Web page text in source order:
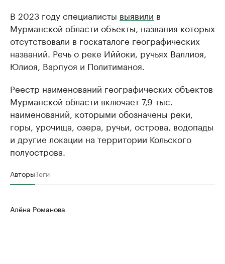
В 2023 году специалисты выявили в
Мурманской области объекты, названия которых
отсутствовали в госкаталоге географических
названий. Речь о реке Иййоки, ручьях Валлиоя,
Юлиоя, Варпуоя и Политиманоя.
Реестр наименований географических объектов
Мурманской области включает 7,9 тыс.
наименований, которыми обозначены реки,
горы, урочища, озера, ручьи, острова, водопады
и другие локации на территории Кольского
полуострова.
АвторыТеги
Алёна Романова